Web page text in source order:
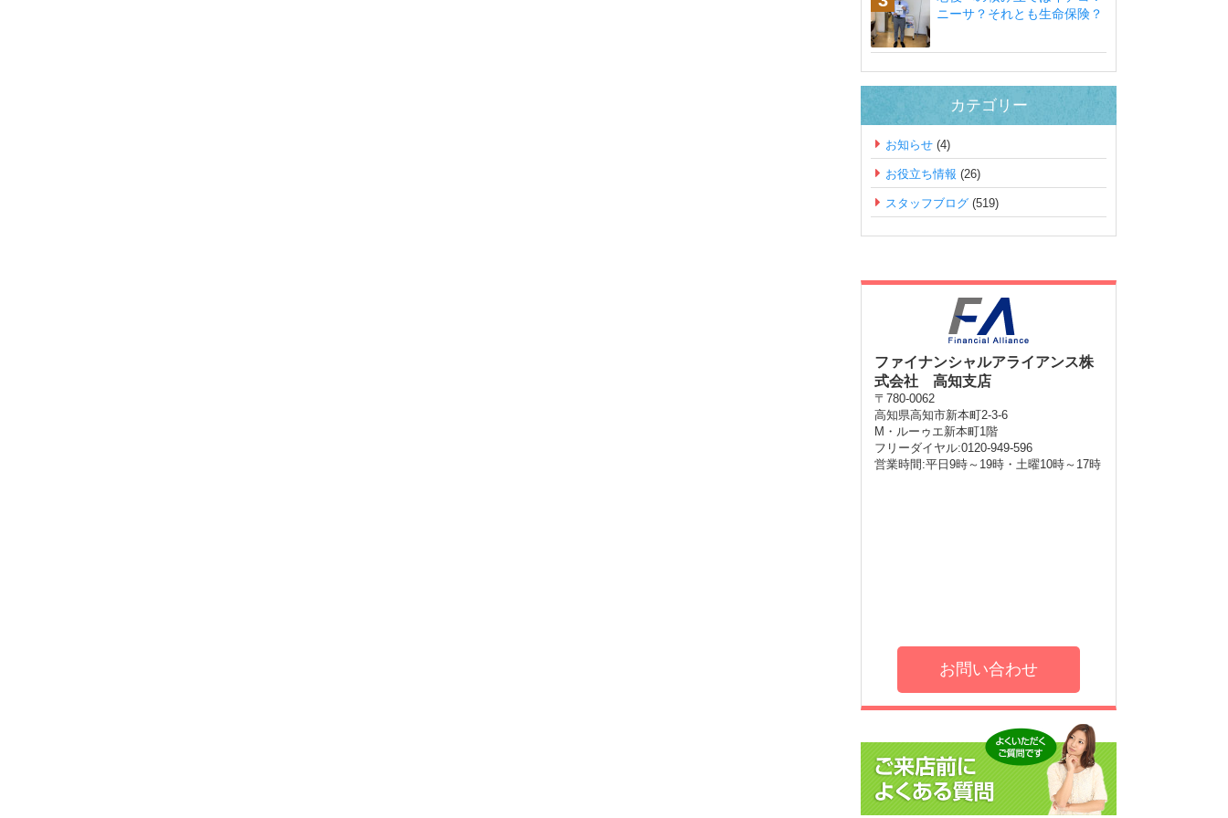
ニーサ？それとも生命保険？
カテゴリー
お知らせ (4)
お役立ち情報 (26)
スタッフブログ (519)
ファイナンシャルアライアンス株
式会社 高知支店
〒780-0062
高知県高知市新本町2-3-6
M・ルーゥエ新本町1階
フリーダイヤル:0120-949-596
営業時間:平日9時～19時・土曜10時～17時
お問い合わせ